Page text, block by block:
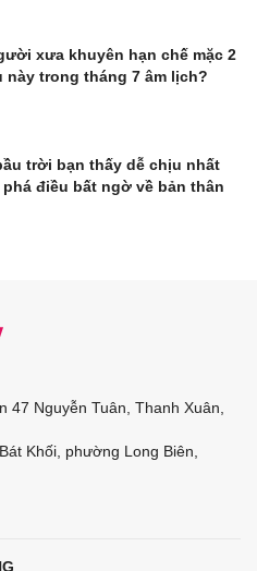
xưa khuyên hạn chế mặc 2
này trong tháng 7 âm lịch?
trời bạn thấy dễ chịu nhất
phá điều bất ngờ về bản thân
47 Nguyễn Tuân, Thanh Xuân,
Khối, phường Long Biên,